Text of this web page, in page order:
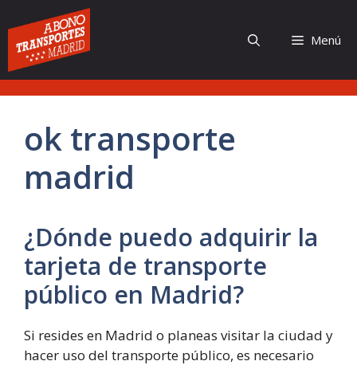
al
contenido
Menú
ok transporte
madrid
¿Dónde puedo adquirir la
tarjeta de transporte
público en Madrid?
Si resides en Madrid o planeas visitar la ciudad y
hacer uso del transporte público, es necesario